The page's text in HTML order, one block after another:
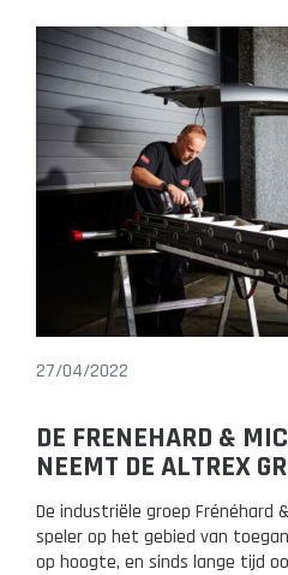
27/04/2022
DE FRENEHARD &
NEEMT DE ALTREX
De industriële groep Frénéhard
speler op het gebied van
op hoogte, en sinds lange tijd